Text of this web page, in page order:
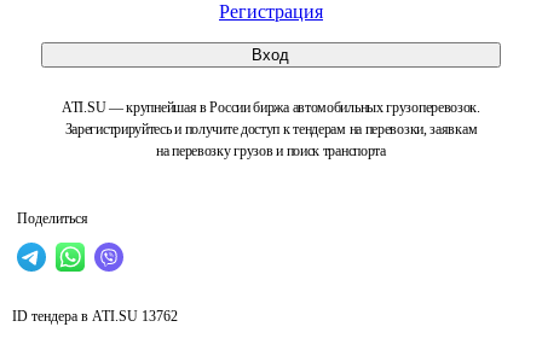
Регистрация
Вход
ATI.SU — крупнейшая в России биржа автомобильных грузоперевозок.
Зарегистрируйтесь и получите доступ к тендерам на перевозки, заявкам
на перевозку грузов и поиск транспорта
Поделиться
ID тендера в ATI.SU 13762